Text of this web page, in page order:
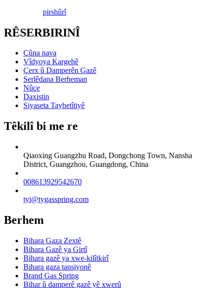
pirshûrî
RÊSERBIRINÎ
Çûna nava
Vîdyoya Kargehê
Çerx û Damperên Gazê
Serlêdana Berheman
Nûçe
Daxistin
Siyaseta Taybetîtiyê
Têkilî bi me re
Qiaoxing Guangzhu Road, Dongchong Town, Nansha
District, Guangzhou, Guangdong, China
008613929542670
tyi@tygasspring.com
Berhem
Bihara Gaza Zextê
Bihara Gazê ya Girtî
Bihara gazê ya xwe-kilîtkirî
Bihara gaza tansiyonê
Brand Gas Spring
Bihar û damperê gazê yê xwerû